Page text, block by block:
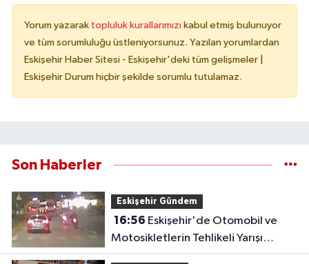
Yorum yazarak topluluk kurallarımızı kabul etmiş bulunuyor
ve tüm sorumluluğu üstleniyorsunuz. Yazılan yorumlardan
Eskişehir Haber Sitesi - Eskişehir'deki tüm gelişmeler |
Eskişehir Durum hiçbir şekilde sorumlu tutulamaz.
Son Haberler
Eskişehir Gündem
16:56
Motosikletlerin Tehlikeli Yarışı
Kamerada